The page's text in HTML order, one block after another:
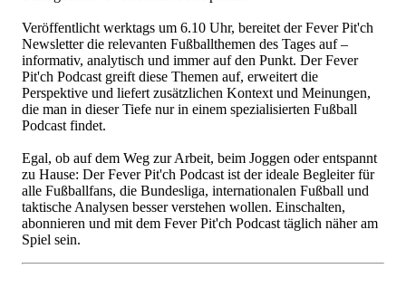
Veröffentlicht werktags um 6.10 Uhr, bereitet der Fever Pit'ch
Newsletter die relevanten Fußballthemen des Tages auf –
informativ, analytisch und immer auf den Punkt. Der Fever
Pit'ch Podcast greift diese Themen auf, erweitert die
Perspektive und liefert zusätzlichen Kontext und Meinungen,
die man in dieser Tiefe nur in einem spezialisierten Fußball
Podcast findet.
Egal, ob auf dem Weg zur Arbeit, beim Joggen oder entspannt
zu Hause: Der Fever Pit'ch Podcast ist der ideale Begleiter für
alle Fußballfans, die Bundesliga, internationalen Fußball und
taktische Analysen besser verstehen wollen. Einschalten,
abonnieren und mit dem Fever Pit'ch Podcast täglich näher am
Spiel sein.